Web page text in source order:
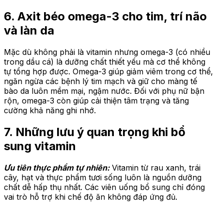
6. Axit béo omega-3 cho tim, trí não
và làn da
Mặc dù không phải là vitamin nhưng omega-3 (có nhiều
trong dầu cá) là dưỡng chất thiết yếu mà cơ thể không
tự tổng hợp được. Omega-3 giúp giảm viêm trong cơ thể,
ngăn ngừa các bệnh lý tim mạch và giữ cho màng tế
bào da luôn mềm mại, ngậm nước. Đối với phụ nữ bận
rộn, omega-3 còn giúp cải thiện tâm trạng và tăng
cường khả năng ghi nhớ.
7. Những lưu ý quan trọng khi bổ
sung vitamin
Ưu tiên thực phẩm tự nhiên:Vitamin từ rau xanh, trái
cây, hạt và thực phẩm tươi sống luôn là nguồn dưỡng
chất dễ hấp thụ nhất. Các viên uống bổ sung chỉ đóng
vai trò hỗ trợ khi chế độ ăn không đáp ứng đủ.